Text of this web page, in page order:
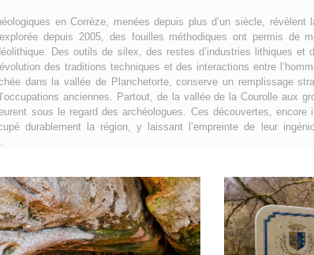
en Corrèze, menées depuis plus d’un siècle,
depuis 2005, des fouilles méthodiques ont permis de
Des outils de silex, des restes d’industries lithiques
des traditions techniques et des interactions entre
dans la vallée de Planchetorte, conserve un remplissage
anciennes. Partout, de la vallée de la Courolle aux
sous le regard des archéologues. Ces découvertes,
durablement la région, y laissant l’empreinte de leur